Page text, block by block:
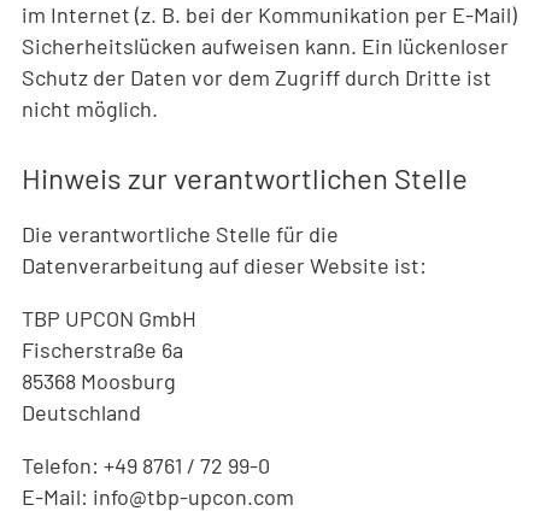
im Internet (z. B. bei der Kommunikation per E-Mail)
Sicherheitslücken aufweisen kann. Ein lückenloser
Schutz der Daten vor dem Zugriff durch Dritte ist
nicht möglich.
Hinweis zur verantwortlichen Stelle
Die verantwortliche Stelle für die
Datenverarbeitung auf dieser Website ist:
TBP UPCON GmbH
Fischerstraße 6a
85368 Moosburg
Deutschland
Telefon: +49 8761 / 72 99-0
E-Mail: info@tbp-upcon.com